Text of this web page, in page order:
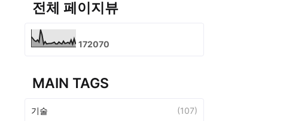
전체 페이지뷰
172070
MAIN TAGS
기술 (107)